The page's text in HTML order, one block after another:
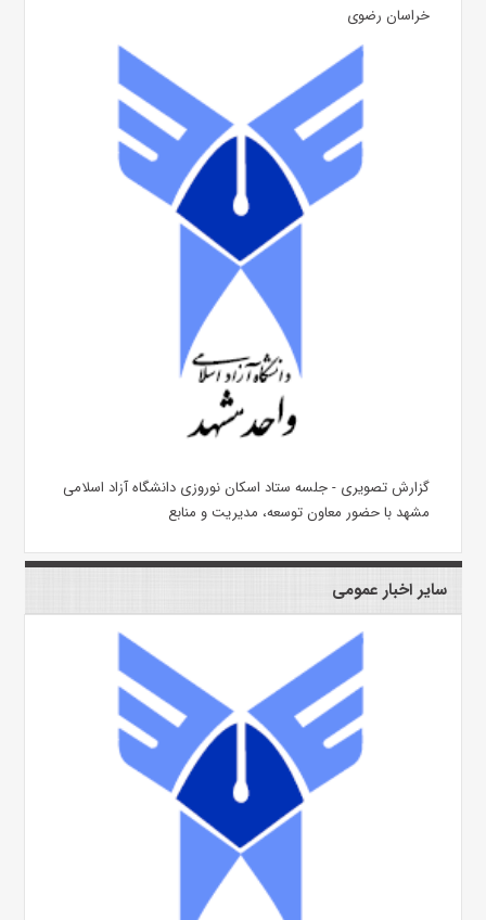
خراسان رضوی
گزارش تصویری - جلسه ستاد اسکان نوروزی دانشگاه آزاد اسلامی
مشهد با حضور معاون توسعه، مدیریت و منابع
سایر اخبار عمومی